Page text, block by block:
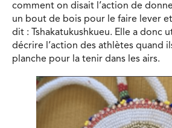
comment on disait l’action de
un bout de bois pour le faire lever
dit : Tshakatukushkueu. Elle a donc
décrire l’action des athlètes quand
planche pour la tenir dans les airs.